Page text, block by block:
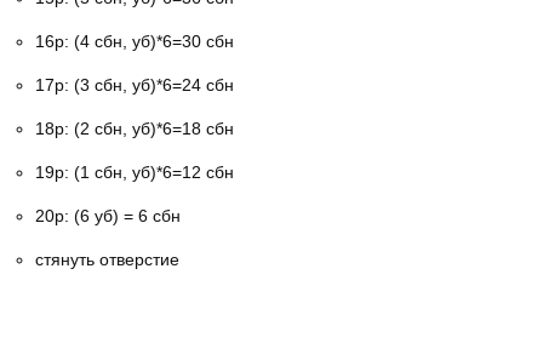
16р: (4 сбн, уб)*6=30 сбн
17р: (3 сбн, уб)*6=24 сбн
18р: (2 сбн, уб)*6=18 сбн
19р: (1 сбн, уб)*6=12 сбн
20р: (6 уб) = 6 сбн
стянуть отверстие